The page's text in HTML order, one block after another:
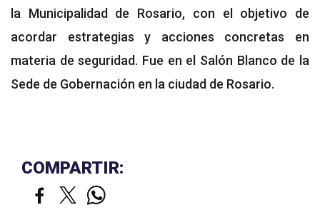
la Municipalidad de Rosario, con el objetivo de
acordar estrategias y acciones concretas en
materia de seguridad. Fue en el Salón Blanco de la
Sede de Gobernación en la ciudad de Rosario.
COMPARTIR: